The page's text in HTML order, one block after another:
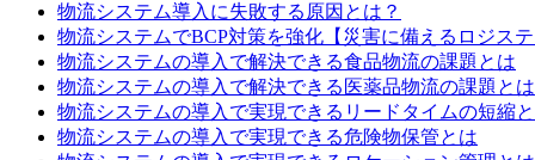
物流システム導入に失敗する原因とは？
物流システムでBCP対策を強化【災害に備えるロジステ
物流システムの導入で解決できる食品物流の課題とは
物流システムの導入で解決できる医薬品物流の課題とは
物流システムの導入で実現できるリードタイムの短縮
物流システムの導入で実現できる危険物保管とは